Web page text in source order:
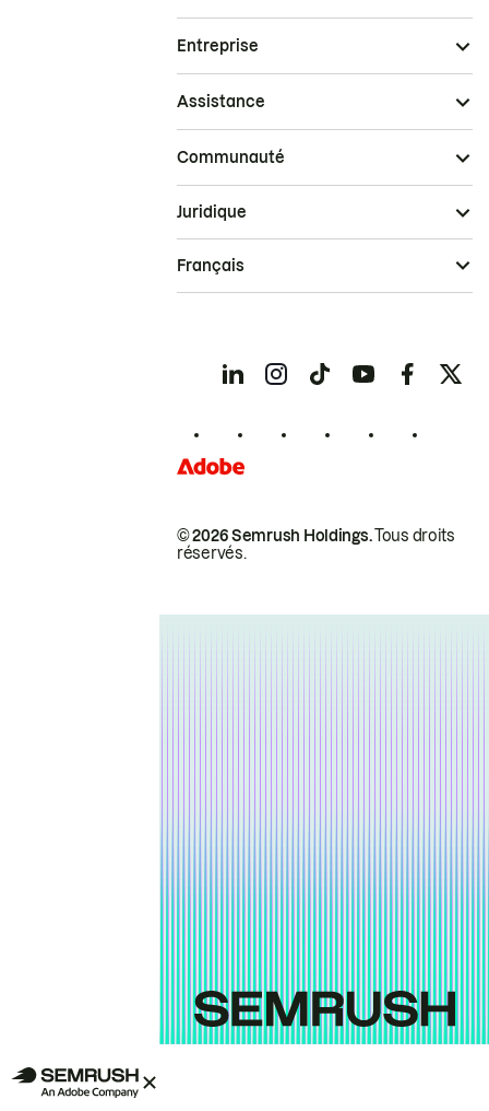
Entreprise
Assistance
Communauté
© 2026 Semrush Holdings.Tous droits
réservés.
Juridique
Français